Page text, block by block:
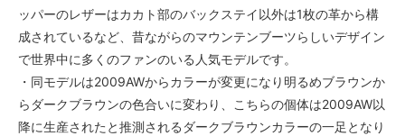
ッパーのレザーはカカト部のバックステイ以外は1枚の革から構
成されているなど、昔ながらのマウンテンブーツらしいデザイン
で世界中に多くのファンのいる人気モデルです。
・同モデルは2009AWからカラーが変更になり明るめブラウンか
らダークブラウンの色合いに変わり、こちらの個体は2009AW以
降に生産されたと推測されるダークブラウンカラーの一足となり